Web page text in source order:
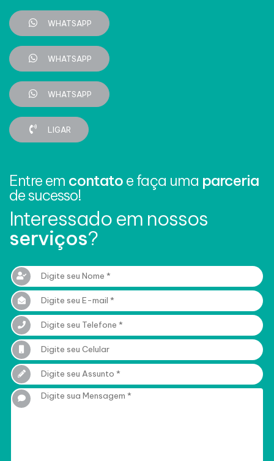
WHATSAPP
WHATSAPP
WHATSAPP
LIGAR
Entre em contato e faça uma parceria
de sucesso!
Interessado em nossos
serviços?